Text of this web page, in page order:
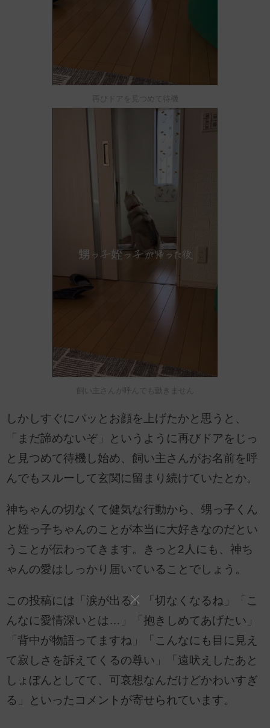
再びドアを見つめて待機
飼い主さんが呼んでも動きません
しかしすぐにパッとお顔を上げたかと思うと、
「まだ諦めないぞ」というように再びドアをじっ
と見つめて待機し始め、飼い主さんがお名前を呼
んでもスルーして玄関に留まり続けていたとか。
神ちゃんの切なくて健気な行動から、甥っ子くん
と姪っ子ちゃんのことが本当に大好きなのだとい
うことが伝わってきます。きっと2人にも、神ち
ゃんの愛はしっかり届いていることでしょう。
この投稿には「涙が出る」「切なくなるね」「こ
んなに愛情深いとは…」「抱きしめてあげたい」
「背中が物語ってますね」「こんなにも目に見え
て寂しさを訴えてくるの尊い」「遠吠えしたあと
しょぼんとしてて、可哀想なんだけどかわいすぎ
る」といったコメントが寄せられています。